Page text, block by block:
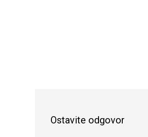
Ostavite odgovor